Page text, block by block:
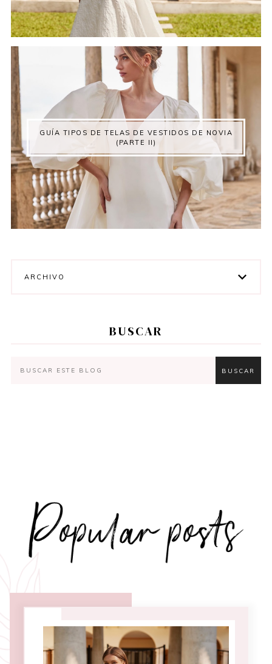
GUÍA TIPOS DE TELAS DE VESTIDOS DE NOVIA
(PARTE II)
ARCHIVO
BUSCAR